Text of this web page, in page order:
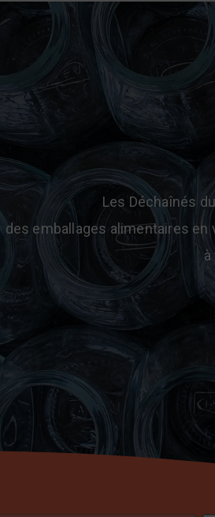
Les Déchaînés
des emballages alimentaires